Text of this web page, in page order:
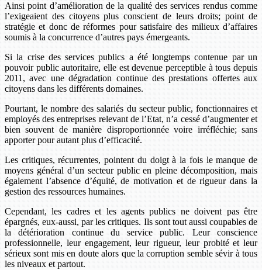
Ainsi point d’amélioration de la qualité des services rendus comme
l’exigeaient des citoyens plus conscient de leurs droits; point de
stratégie et donc de réformes pour satisfaire des milieux d’affaires
soumis à la concurrence d’autres pays émergeants.
Si la crise des services publics a été longtemps contenue par un
pouvoir public autoritaire, elle est devenue perceptible à tous depuis
2011, avec une dégradation continue des prestations offertes aux
citoyens dans les différents domaines.
Pourtant, le nombre des salariés du secteur public, fonctionnaires et
employés des entreprises relevant de l’Etat, n’a cessé d’augmenter et
bien souvent de manière disproportionnée voire irréfléchie; sans
apporter pour autant plus d’efficacité.
Les critiques, récurrentes, pointent du doigt à la fois le manque de
moyens général d’un secteur public en pleine décomposition, mais
également l’absence d’équité, de motivation et de rigueur dans la
gestion des ressources humaines.
Cependant, les cadres et les agents publics ne doivent pas être
épargnés, eux-aussi, par les critiques. Ils sont tout aussi coupables de
la détérioration continue du service public. Leur conscience
professionnelle, leur engagement, leur rigueur, leur probité et leur
sérieux sont mis en doute alors que la corruption semble sévir à tous
les niveaux et partout.